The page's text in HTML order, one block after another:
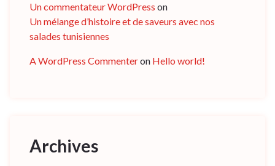
Un commentateur WordPress on
Un mélange d’histoire et de saveurs avec nos
salades tunisiennes
A WordPress Commenteron Hello world!
Archives